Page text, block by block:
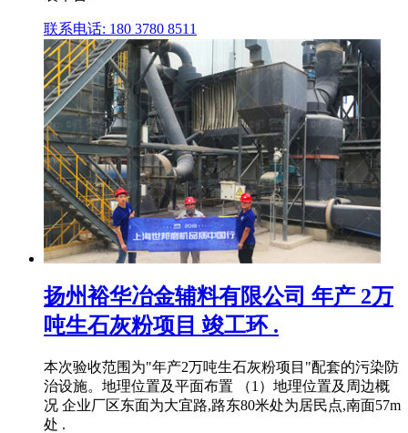
联系电话: 180 3780 8511
扬州裕华冶金辅料有限公司 年产 2万
吨生石灰粉项目 竣工环 .
本次验收范围为"年产2万吨生石灰粉项目"配套的污染防
治设施。地理位置及平面布置 （1）地理位置及周边概
况 企业厂区东面为大宜路,路东80米处为居民点,南面57m
处 .